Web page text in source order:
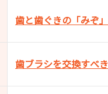
歯と歯ぐきの「みぞ
歯ブラシを交換すべ